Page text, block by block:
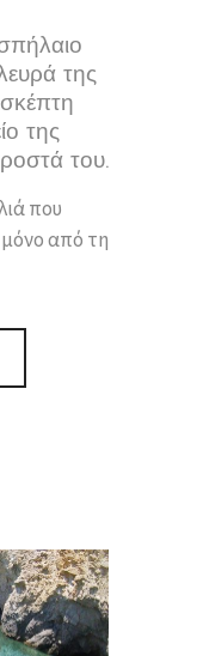
της
της
του.
που
από τη